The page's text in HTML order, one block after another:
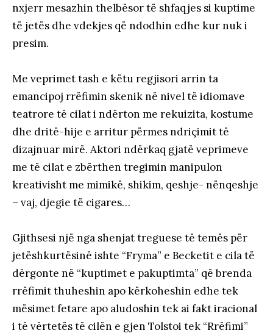
nxjerr mesazhin thelbësor të shfaqjes si kuptime
të jetës dhe vdekjes që ndodhin edhe kur nuk i
presim.
Me veprimet tash e këtu regjisori arrin ta
emancipoj rrëfimin skenik në nivel të idiomave
teatrore të cilat i ndërton me rekuizita, kostume
dhe dritë-hije e arritur përmes ndriçimit të
dizajnuar mirë. Aktori ndërkaq gjatë veprimeve
me të cilat e zbërthen tregimin manipulon
kreativisht me mimikë, shikim, qeshje- nënqeshje
– vaj, djegie të cigares…
Gjithsesi një nga shenjat treguese të temës për
jetëshkurtësinë ishte “Fryma” e Becketit e cila të
dërgonte në “kuptimet e pakuptimta” që brenda
rrëfimit thuheshin apo kërkoheshin edhe tek
mësimet fetare apo aludoshin tek ai fakt iracional
i të vërtetës të cilën e gjen Tolstoi tek “Rrëfimi”